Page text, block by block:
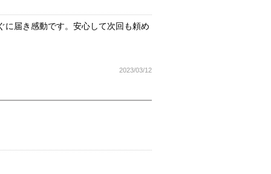
に届き感動です。安心して次回も頼め
2023/03/12